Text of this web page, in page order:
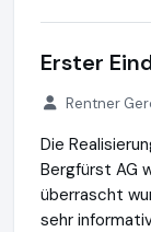
Erster
Rentner
Die
Bergfürst AG
überrascht
sehr